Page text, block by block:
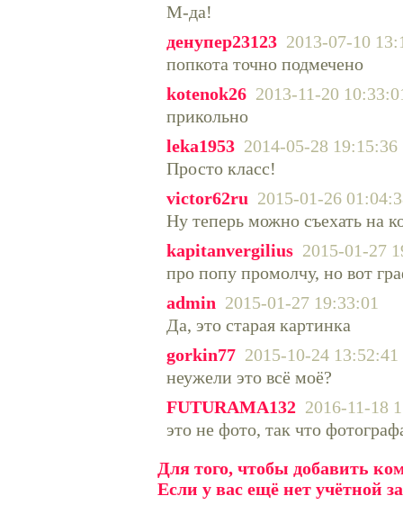
М-да!
денупер23123 2013-07-10
попкота точно подмечено
kotenok26 2013-11-20
прикольно
leka1953 2014-05-28 19:15:36
Просто класс!
victor62ru 2015-01-26
Ну теперь можно съехать на
kapitanvergilius 2015-01-27
про попу промолчу, но вот
admin 2015-01-27 19:33:01
Да, это старая картинка
gorkin77 2015-10-24 13:52:41
неужели это всё моё?
FUTURAMA132 2016-11-18
это не фото, так что
Для того, чтобы добавить
Если у вас ещё нет учётной